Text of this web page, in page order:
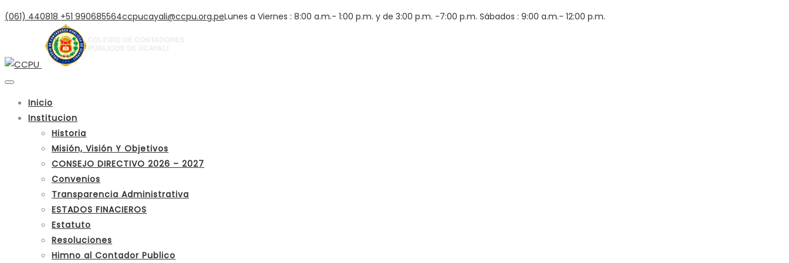
(061) 440818 +51 990685564ccpucayali@ccpu.org.peLunes a Viernes : 8:00 a.m.- 1:00 p.m. y de 3:00 p.m. -7:00 p.m. Sábados : 9:00 a.m.- 12:00 p.m.
Inicio
Institucion
Historia
Misión, Visión Y Objetivos
CONSEJO DIRECTIVO 2026 – 2027
Convenios
Transparencia Administrativa
ESTADOS FINACIEROS
Estatuto
Resoluciones
Himno al Contador Publico